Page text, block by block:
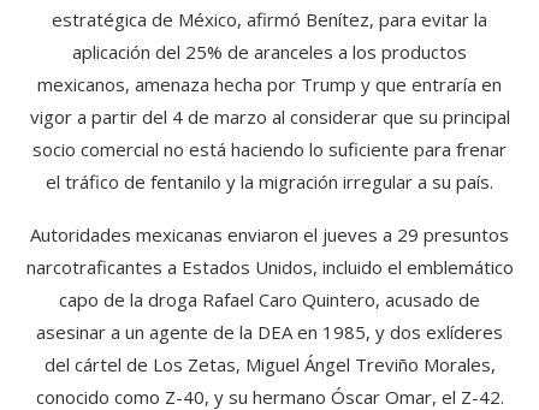
estratégica de México, afirmó Benítez, para evitar la
aplicación del 25% de aranceles a los productos
mexicanos, amenaza hecha por Trump y que entraría en
vigor a partir del 4 de marzo al considerar que su principal
socio comercial no está haciendo lo suficiente para frenar
el tráfico de fentanilo y la migración irregular a su país.
Autoridades mexicanas enviaron el jueves a 29 presuntos
narcotraficantes a Estados Unidos, incluido el emblemático
capo de la droga Rafael Caro Quintero, acusado de
asesinar a un agente de la DEA en 1985, y dos exlíderes
del cártel de Los Zetas, Miguel Ángel Treviño Morales,
conocido como Z-40, y su hermano Óscar Omar, el Z-42.